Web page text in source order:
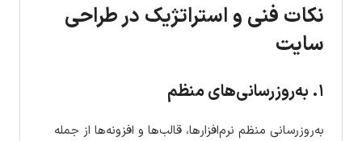
نکات فنی و استراتژیک در طراحی
سایت
۱. به‌روزرسانی‌های منظم
به‌روزرسانی منظم نرم‌افزارها، قالب‌ها و افزونه‌ها از جمله